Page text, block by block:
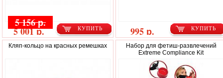
КУПИТЬ
5 156 р.
5 001 р. КУПИТЬ
995 р.
Кляп-кольцо на красных ремешках
Набор для фетиш-развлечений
Extreme Compliance Kit